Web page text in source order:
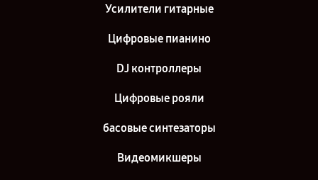
Усилители гитарные
Цифровые пианино
DJ контроллеры
Цифровые рояли
басовые синтезаторы
Видеомикшеры